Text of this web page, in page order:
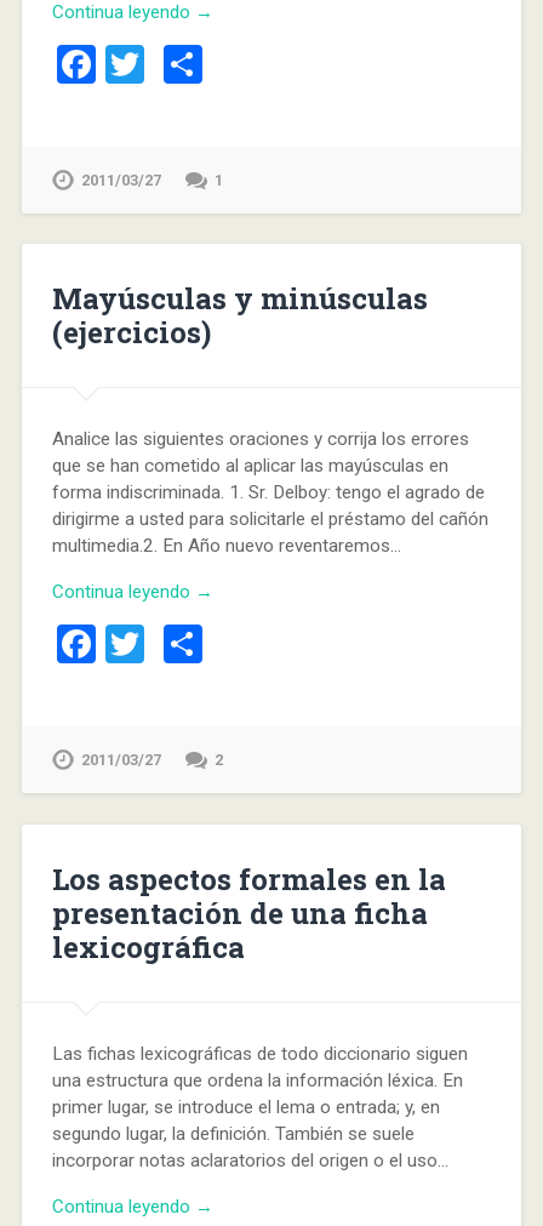
Continua leyendo →
Facebook
Twitter
2011/03/27 1
Mayúsculas y minúsculas
(ejercicios)
Analice las siguientes oraciones y corrija los errores
que se han cometido al aplicar las mayúsculas en
forma indiscriminada. 1. Sr. Delboy: tengo el agrado de
dirigirme a usted para solicitarle el préstamo del cañón
multimedia.2. En Año nuevo reventaremos…
Continua leyendo →
Facebook
Twitter
2011/03/27 2
Los aspectos formales en la
presentación de una ficha
lexicográfica
Las fichas lexicográficas de todo diccionario siguen
una estructura que ordena la información léxica. En
primer lugar, se introduce el lema o entrada; y, en
segundo lugar, la definición. También se suele
incorporar notas aclaratorios del origen o el uso…
Continua leyendo →